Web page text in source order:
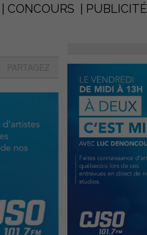
CONCOURS PUBLICITÉ
PARTAGEZ